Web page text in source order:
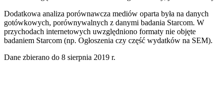
Dodatkowa analiza porównawcza mediów oparta była na danych
gotówkowych, porównywalnych z danymi badania Starcom. W
przychodach internetowych uwzględniono formaty nie objęte
badaniem Starcom (np. Ogłoszenia czy część wydatków na SEM).
Dane zbierano do 8 sierpnia 2019 r.